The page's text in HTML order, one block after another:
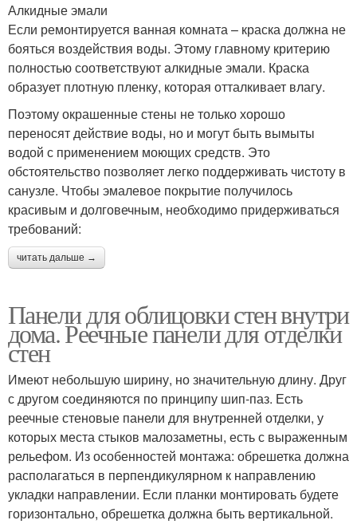
Алкидные эмали
Если ремонтируется ванная комната – краска должна не
бояться воздействия воды. Этому главному критерию
полностью соответствуют алкидные эмали. Краска
образует плотную пленку, которая отталкивает влагу.
Поэтому окрашенные стены не только хорошо
переносят действие воды, но и могут быть вымыты
водой с применением моющих средств. Это
обстоятельство позволяет легко поддерживать чистоту в
санузле. Чтобы эмалевое покрытие получилось
красивым и долговечным, необходимо придерживаться
требований:
читать дальше →
Панели для облицовки стен внутри
дома. Реечные панели для отделки
стен
Имеют небольшую ширину, но значительную длину. Друг
с другом соединяются по принципу шип-паз. Есть
реечные стеновые панели для внутренней отделки, у
которых места стыков малозаметны, есть с выраженным
рельефом. Из особенностей монтажа: обрешетка должна
располагаться в перпендикулярном к направлению
укладки направлении. Если планки монтировать будете
горизонтально, обрешетка должна быть вертикальной.